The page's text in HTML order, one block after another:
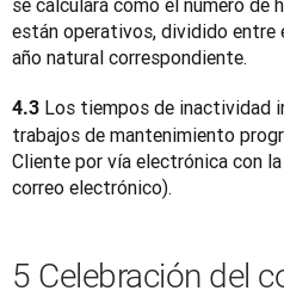
se calculará como el número de
están operativos, dividido entre
año natural correspondiente.
4.3 Los tiempos de inactividad
trabajos de mantenimiento
Cliente por vía electrónica con
correo electrónico).
5 Celebración del